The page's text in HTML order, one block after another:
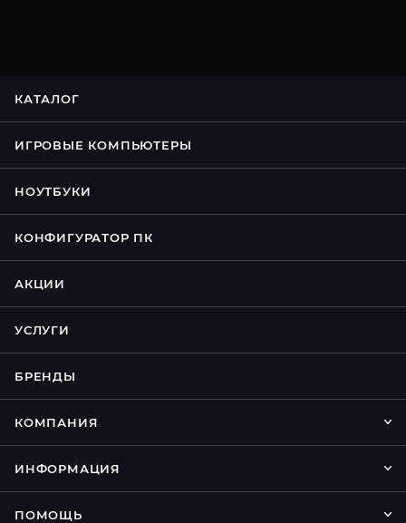
КАТАЛОГ
ИГРОВЫЕ КОМПЬЮТЕРЫ
НОУТБУКИ
КОНФИГУРАТОР ПК
АКЦИИ
УСЛУГИ
БРЕНДЫ
КОМПАНИЯ
ИНФОРМАЦИЯ
ПОМОЩЬ